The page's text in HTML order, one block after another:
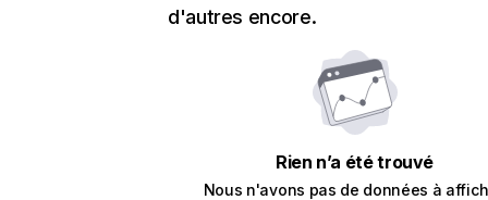
d'autres encore.
Rien n’a été trouvé
Nous n'avons pas de données à